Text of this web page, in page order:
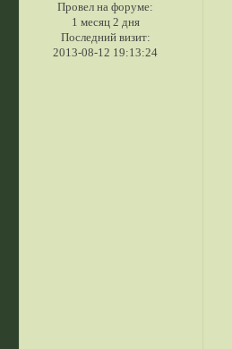
Провел на форуме:
1 месяц 2 дня
Последний визит:
2013-08-12 19:13:24